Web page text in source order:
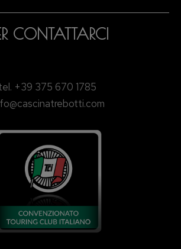
CONTATTARCI
+39 375 670 1785